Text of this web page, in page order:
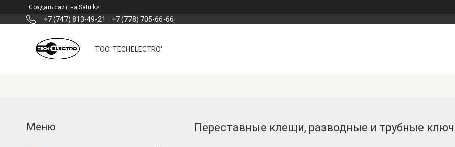
Создать сайт на Satu.kz
+7 (747) 813-49-21 +7 (778) 705-66-66
ТОО 'TECHELECTRO'
Переставные клещи, разводные и трубные